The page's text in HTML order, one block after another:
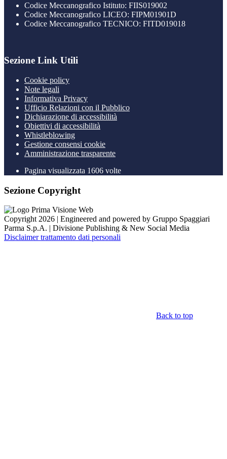
Codice Meccanografico Istituto: FIIS019002
Codice Meccanografico LICEO: FIPM01901D
Codice Meccanografico TECNICO: FITD019018
Sezione Link Utili
Cookie policy
Note legali
Informativa Privacy
Ufficio Relazioni con il Pubblico
Dichiarazione di accessibilità
Obiettivi di accessibilità
Whistleblowing
Gestione consensi cookie
Amministrazione trasparente
Pagina visualizzata 1606 volte
Sezione Copyright
Copyright 2026 | Engineered and powered by Gruppo Spaggiari
Parma S.p.A. | Divisione Publishing & New Social Media
Disclaimer trattamento dati personali
Back to top